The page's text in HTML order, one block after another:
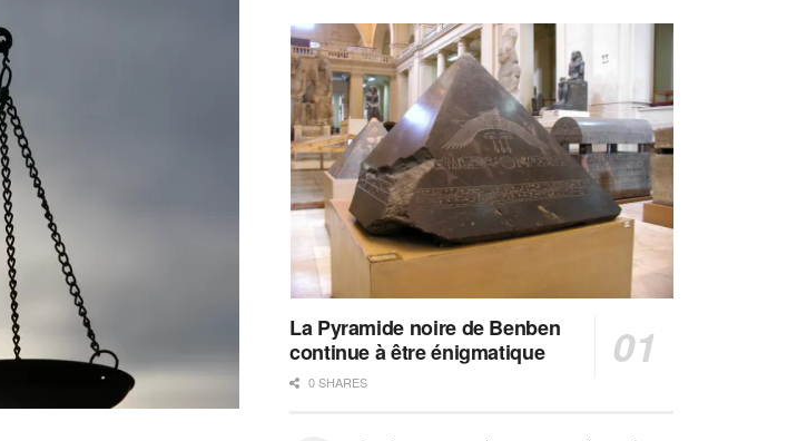
La Pyramide noire de Benben
continue à être énigmatique
0 SHARES